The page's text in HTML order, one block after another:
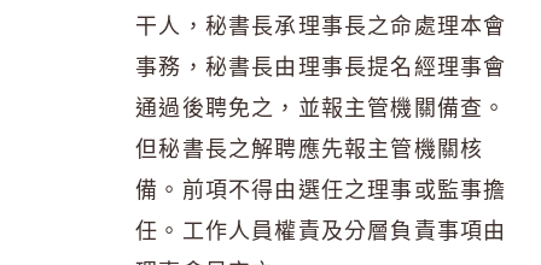
干人，秘書長承理事長之命處理本會
事務，秘書長由理事長提名經理事會
通過後聘免之，並報主管機關備查。
但秘書長之解聘應先報主管機關核
備。前項不得由選任之理事或監事擔
任。工作人員權責及分層負責事項由